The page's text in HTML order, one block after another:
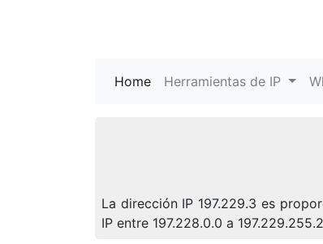
Home (current)
Herramientas de IP
La dirección IP 197.229.3 es
IP entre 197.228.0.0 a